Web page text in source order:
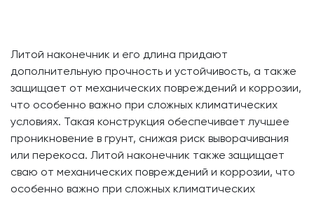
Литой наконечник и его длина придают
дополнительную прочность и устойчивость, а также
защищает от механических повреждений и коррозии,
что особенно важно при сложных климатических
условиях. Такая конструкция обеспечивает лучшее
проникновение в грунт, снижая риск выворачивания
или перекоса. Литой наконечник также защищает
сваю от механических повреждений и коррозии, что
особенно важно при сложных климатических